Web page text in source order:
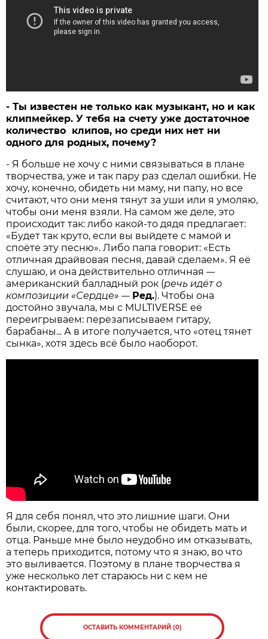
- Ты известен не только как музыкант, но и как
клипмейкер. У тебя на счету уже достаточное
количество клипов, но среди них нет ни
одного для родных, почему?
- Я больше не хочу с ними связываться в плане
творчества, уже и так пару раз сделал ошибки. Не
хочу, конечно, обидеть ни маму, ни папу, но все
считают, что они меня тянут за уши или я умоляю,
чтобы они меня взяли. На самом же деле, это
происходит так: либо какой-то дядя предлагает:
«Будет так круто, если вы выйдете с мамой и
споёте эту песню». Либо папа говорит: «Есть
отличная драйвовая песня, давай сделаем». Я её
слушаю, и она действительно отличная—
американский балладный рок (речь идёт о
композиции «Сердце»— Ред.). Чтобы она
достойно звучала, мы с MULTIVERSE её
переигрываем: перезаписываем гитару,
барабаны... А в итоге получается, что «отец тянет
сынка», хотя здесь всё было наоборот.
Я для себя понял, что это лишние шаги. Они
были, скорее, для того, чтобы не обидеть мать и
отца. Раньше мне было неудобно им отказывать,
а теперь приходится, потому что я знаю, во что
это выливается. Поэтому в плане творчества я
уже несколько лет стараюсь ни с кем не
контактировать.
ОСТАВИТЬ КОММЕНТАРИЙ (0)